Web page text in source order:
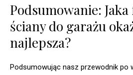
Podsumowanie:
ściany do garażu
najlepsza?
Podsumowując nasz przewodnik po